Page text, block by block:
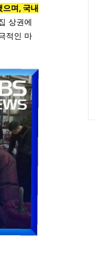
며, 국내
상권에
적인 마